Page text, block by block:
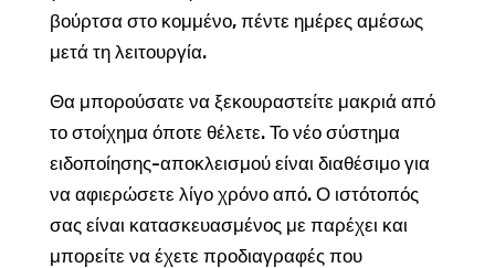
βούρτσα στο κομμένο, πέντε ημέρες αμέσως
μετά τη λειτουργία.
Θα μπορούσατε να ξεκουραστείτε μακριά από
το στοίχημα όποτε θέλετε. Το νέο σύστημα
ειδοποίησης-αποκλεισμού είναι διαθέσιμο για
να αφιερώσετε λίγο χρόνο από. Ο ιστότοπός
σας είναι κατασκευασμένος με παρέχει και
μπορείτε να έχετε προδιαγραφές που